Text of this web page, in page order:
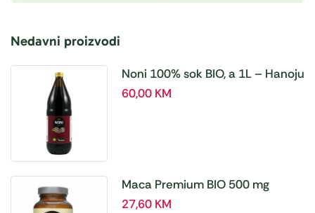
Nedavni proizvodi
Noni 100% sok BIO, a 1L – Hanoju
60,00 KM
Maca Premium BIO 500 mg
tablete, a180 tbl – Hanoju
27,60 KM